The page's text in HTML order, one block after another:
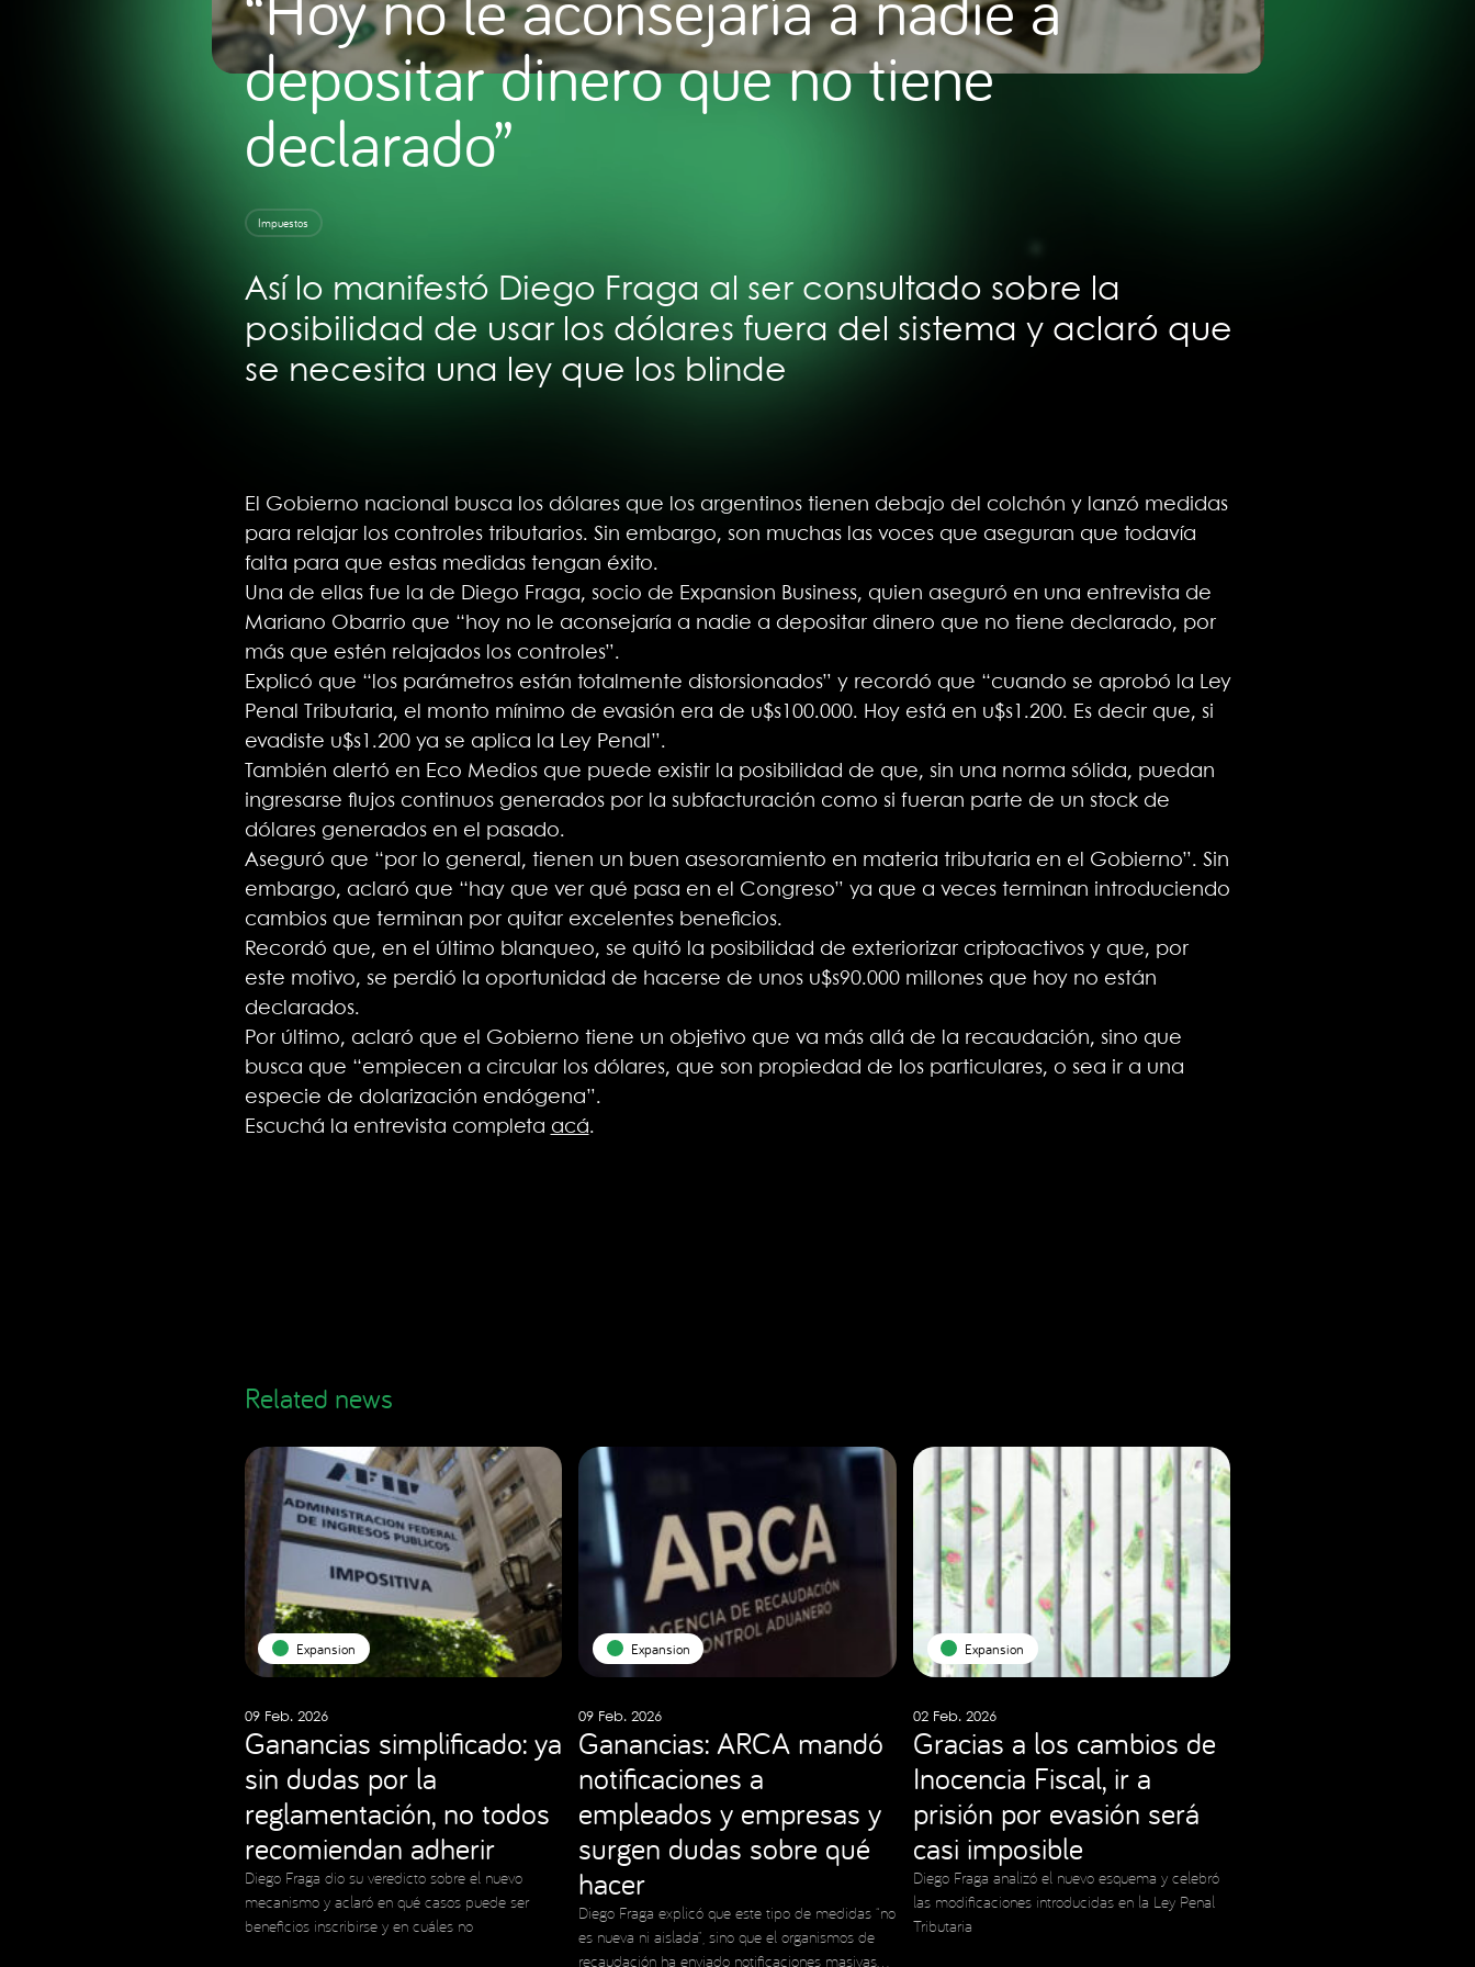
depositar dinero que no tiene
declarado”
Impuestos
Así lo manifestó Diego Fraga al ser consultado sobre la
posibilidad de usar los dólares fuera del sistema y aclaró que
se necesita una ley que los blinde
El Gobierno nacional busca los dólares que los argentinos tienen debajo del colchón y lanzó medidas
para relajar los controles tributarios. Sin embargo, son muchas las voces que aseguran que todavía
falta para que estas medidas tengan éxito.
Una de ellas fue la de Diego Fraga, socio de Expansion Business, quien aseguró en una entrevista de
Mariano Obarrio que “hoy no le aconsejaría a nadie a depositar dinero que no tiene declarado, por
más que estén relajados los controles”.
Explicó que “los parámetros están totalmente distorsionados” y recordó que “cuando se aprobó la Ley
Penal Tributaria, el monto mínimo de evasión era de u$s100.000. Hoy está en u$s1.200. Es decir que, si
evadiste u$s1.200 ya se aplica la Ley Penal”.
También alertó en Eco Medios que puede existir la posibilidad de que, sin una norma sólida, puedan
ingresarse flujos continuos generados por la subfacturación como si fueran parte de un stock de
dólares generados en el pasado.
Aseguró que “por lo general, tienen un buen asesoramiento en materia tributaria en el Gobierno”. Sin
embargo, aclaró que “hay que ver qué pasa en el Congreso” ya que a veces terminan introduciendo
cambios que terminan por quitar excelentes beneficios.
Recordó que, en el último blanqueo, se quitó la posibilidad de exteriorizar criptoactivos y que, por
este motivo, se perdió la oportunidad de hacerse de unos u$s90.000 millones que hoy no están
declarados.
Por último, aclaró que el Gobierno tiene un objetivo que va más allá de la recaudación, sino que
busca que “empiecen a circular los dólares, que son propiedad de los particulares, o sea ir a una
especie de dolarización endógena”.
Escuchá la entrevista completa acá.
Related news
Expansion
09 Feb. 2026
Ganancias simplificado: ya
sin dudas por la
reglamentación, no todos
recomiendan adherir
Diego Fraga dio su veredicto sobre el nuevo
mecanismo y aclaró en qué casos puede ser
beneficios inscribirse y en cuáles no
Expansion
09 Feb. 2026
Ganancias: ARCA mandó
notificaciones a
empleados y empresas y
surgen dudas sobre qué
hacer
Diego Fraga explicó que este tipo de medidas “no
es nueva ni aislada”, sino que el organismos de
recaudación ha enviado notificaciones masivas
Expansion
02 Feb. 2026
Gracias a los cambios de
Inocencia Fiscal, ir a
prisión por evasión será
casi imposible
Diego Fraga analizó el nuevo esquema y celebró
las modificaciones introducidas en la Ley Penal
Tributaria